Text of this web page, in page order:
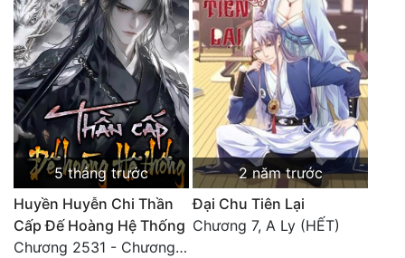
5 tháng trước
Huyền Huyễn Chi Thần
Cấp Đế Hoàng Hệ Thống
Chương 2531 - Chương cuối
2 năm trước
Đại Chu Tiên Lại
Chương 7, A Ly (HẾT)